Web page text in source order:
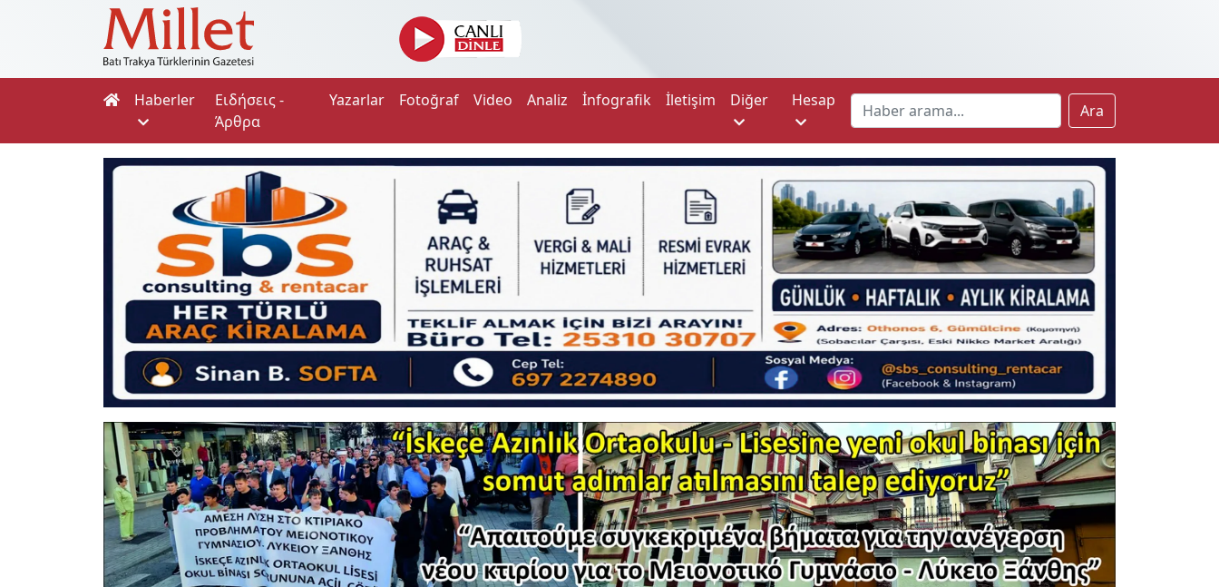
Haberler
Ειδήσεις -
Άρθρα
Yazarlar Fotoğraf Video Analiz İnfografik İletişim Diğer Hesap
Ara